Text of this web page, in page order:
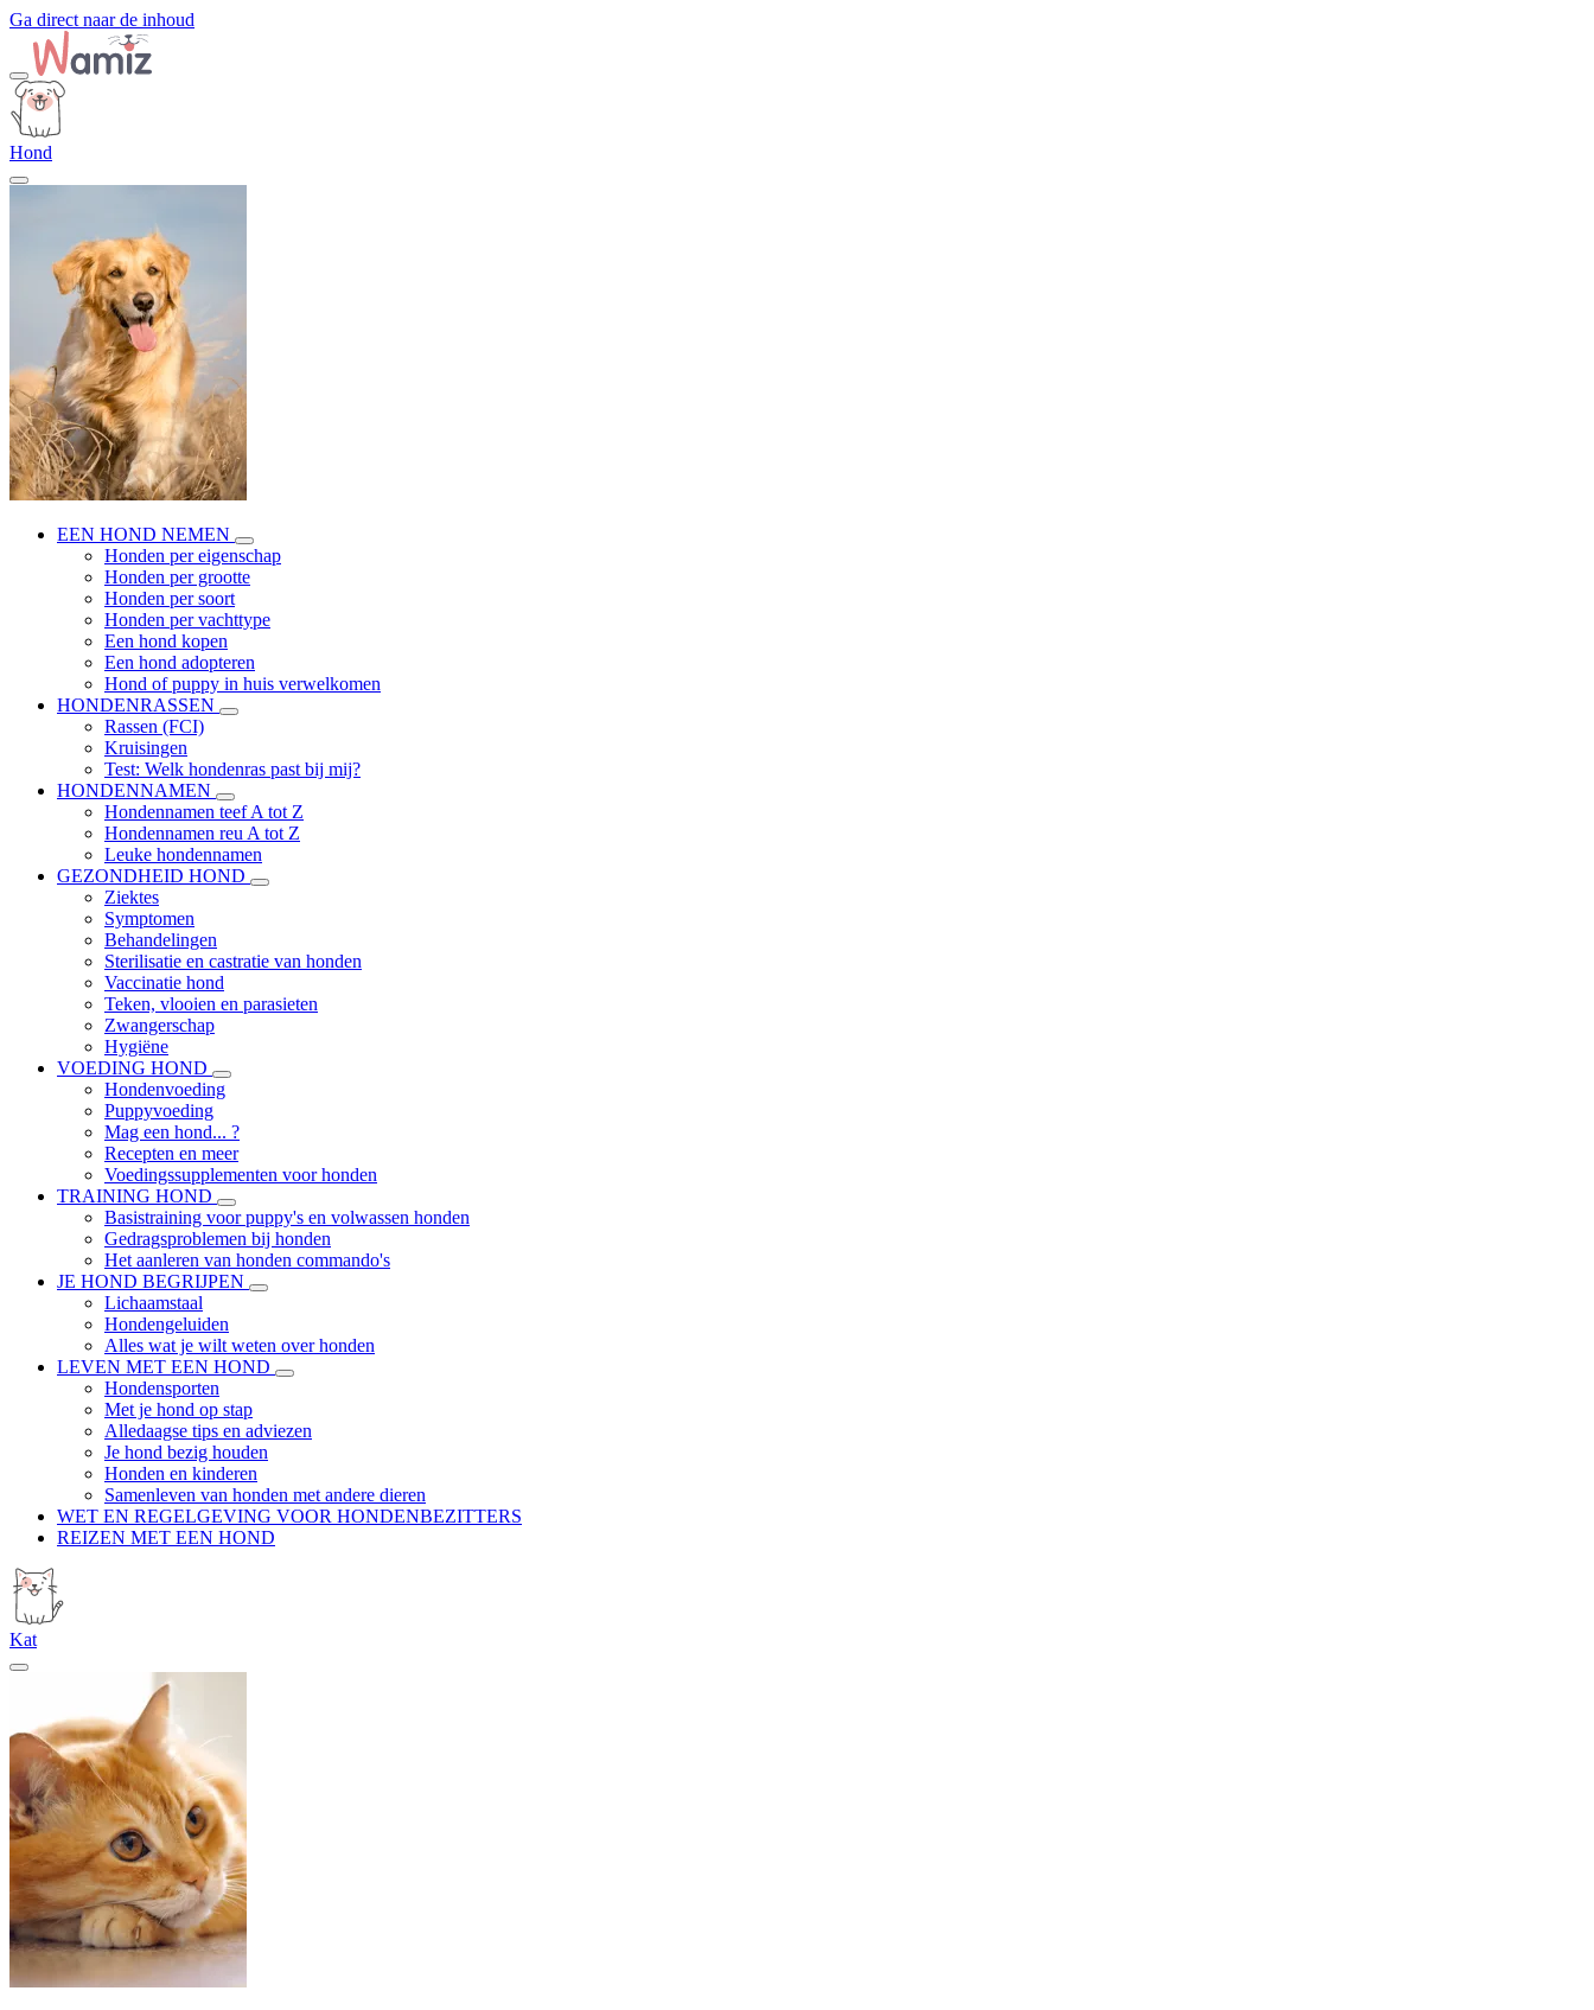
Ga direct naar de inhoud
Hond
EEN HOND NEMEN
Honden per eigenschap
Honden per grootte
Honden per soort
Honden per vachttype
Een hond kopen
Een hond adopteren
Hond of puppy in huis verwelkomen
HONDENRASSEN
Rassen (FCI)
Kruisingen
Test: Welk hondenras past bij mij?
HONDENNAMEN
Hondennamen teef A tot Z
Hondennamen reu A tot Z
Leuke hondennamen
GEZONDHEID HOND
Ziektes
Symptomen
Behandelingen
Sterilisatie en castratie van honden
Vaccinatie hond
Teken, vlooien en parasieten
Zwangerschap
Hygiëne
VOEDING HOND
Hondenvoeding
Puppyvoeding
Mag een hond... ?
Recepten en meer
Voedingssupplementen voor honden
TRAINING HOND
Basistraining voor puppy's en volwassen honden
Gedragsproblemen bij honden
Het aanleren van honden commando's
JE HOND BEGRIJPEN
Lichaamstaal
Hondengeluiden
Alles wat je wilt weten over honden
LEVEN MET EEN HOND
Hondensporten
Met je hond op stap
Alledaagse tips en adviezen
Je hond bezig houden
Honden en kinderen
Samenleven van honden met andere dieren
WET EN REGELGEVING VOOR HONDENBEZITTERS
REIZEN MET EEN HOND
Kat